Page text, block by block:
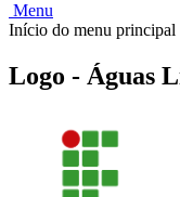
Menu
Início do menu principal
Logo - Águas